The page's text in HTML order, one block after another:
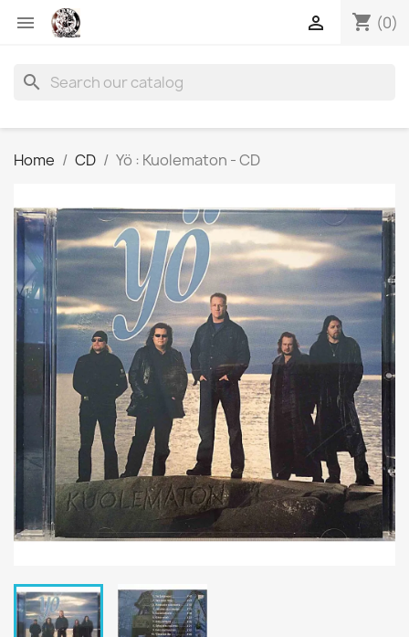
 shopping_cart (0)

search
Home CD Yö : Kuolematon - CD